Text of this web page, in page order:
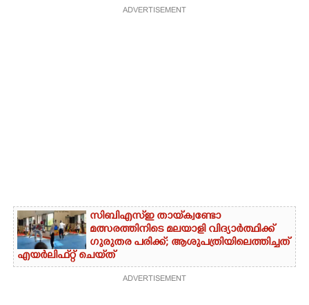
ADVERTISEMENT
സിബിഎസ്‌ഇ തായ്‌ക്വണ്ടോ
മത്സരത്തിനിടെ മലയാളി വിദ്യാർത്ഥിക്ക്
ഗുരുതര പരിക്ക്; ആശുപത്രിയിലെത്തിച്ചത്
എയ‌ർലിഫ്‌റ്റ് ചെയ്‌ത്
ADVERTISEMENT